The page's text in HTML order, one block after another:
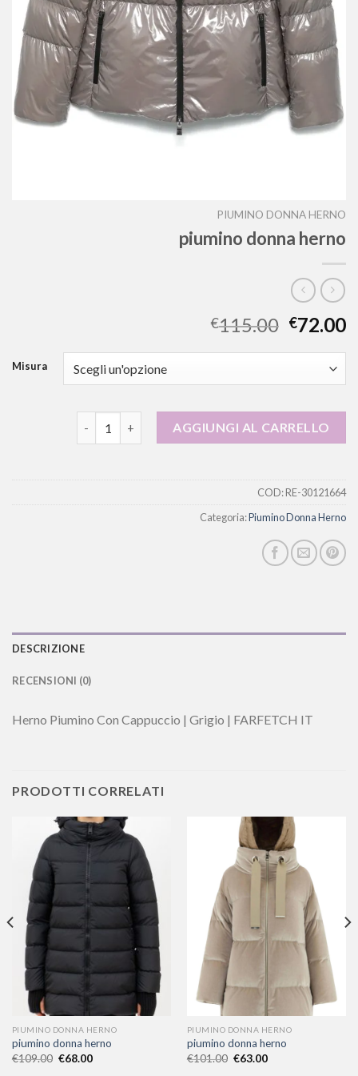
PIUMINO DONNA HERNO
piumino donna herno
€115.00 €72.00
Misura
piumino donna herno quantitàAGGIUNGI AL CARRELLO
COD:RE-30121664
Categoria:Piumino Donna Herno
DESCRIZIONE
RECENSIONI (0)
Herno Piumino Con Cappuccio | Grigio | FARFETCH IT
PRODOTTI CORRELATI
PIUMINO DONNA HERNO
piumino donna herno
€109.00 €68.00
PIUMINO DONNA HERNO
piumino donna herno
€101.00 €63.00